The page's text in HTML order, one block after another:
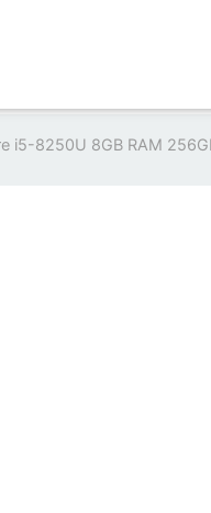
i5-8250U 8GB RAM